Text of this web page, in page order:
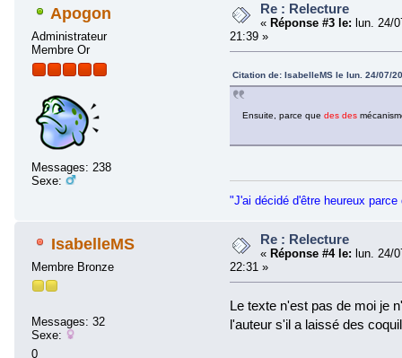
Apogon
Administrateur
Membre Or
Messages: 238
Sexe:
Re : Relecture
« Réponse #3 le: lun. 24/
21:39 »
Citation de: IsabelleMS le lun. 24/07/
Ensuite, parce que des des
"J'ai décidé d'être heureux
IsabelleMS
Membre Bronze
Messages: 32
Sexe:
0
Re : Relecture
« Réponse #4 le: lun. 24/
22:31 »
Le texte n'est pas de moi je
l'auteur s'il a laissé des